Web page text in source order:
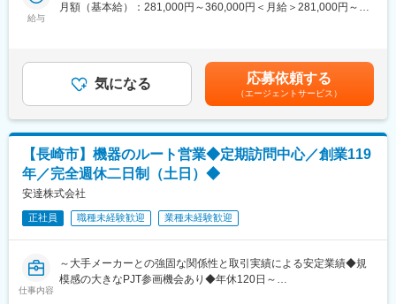
変更の範囲：会社の定める業務
は、主に既存顧客を中心に定期的な訪問を行い、現場の課題やニ
ーズを詳細にヒアリングした上で、最適な製品や新技術の提案を
行います。顧客との信頼関係構築に注力し、ものづくりの現場に
■業務詳細
・既存顧客への定期訪問による現場状況や課題のヒアリング
・メーカー主催の技術研修や展示会への参加による最新技術や商
材の情報収集
・顧客ごとの課題や要望に合わせた企画提案、設計・技術サポー
ト
・見積作成、受発注・納品管理、請求・回収等の営業事務全般
・納品時の現場対応やアフターフォロー、顧客・メーカー・社内
との調整業務
給与
月額（基本給）：281,000円～360,000円＜月給＞281,000円～
り、選考を通じて上下する可能性があります。月給(月額)は固定手
当を含めた表記です。
気になる 応募依頼する
（エージェントサービス）
【長崎市】機器のルート営業◆定期訪問中心／創業119
年／完全週休二日制（土日）◆
安達株式会社
正社員 職種未経験歓迎 業種未経験歓迎
仕事内容
～大手メーカーとの強固な関係性と取引実績による安定業績◆規
模感の大きなPJT参画機会あり◆年休120日～